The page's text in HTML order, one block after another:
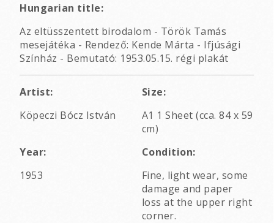
Hungarian title:
Az eltüsszentett birodalom - Török Tamás
mesejátéka - Rendező: Kende Márta - Ifjúsági
Színház - Bemutató: 1953.05.15. régi plakát
Artist:
Köpeczi Bócz István
Size:
A1 1 Sheet (cca. 84 x 59
cm)
Year:
1953
Condition:
Fine, light wear, some
damage and paper
loss at the upper right
corner.